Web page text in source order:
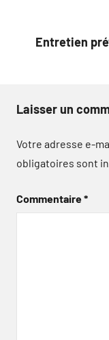
Entretien
Laisser un
Votre adresse e-
obligatoires sont
Commentaire*